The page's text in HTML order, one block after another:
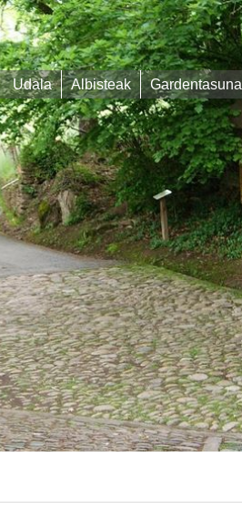
Udala Albisteak Gardentasuna